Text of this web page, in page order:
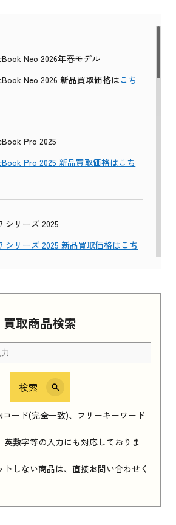
買取商品検索
検索
コード(完全一致)、フリーキーワード
英数字等の入力にも対応しておりま
トしない商品は、直接お問い合わせく
Neo 2026年春モデル
Neo 2026 新品買取価格はこち
Pro 2025
Pro 2025 新品買取価格はこち
シリーズ 2025
シリーズ 2025 新品買取価格はこち
Series 11 2025 新品買取価格はこ
シリーズ 2025
シリーズ 2025 新品買取価格はこち
ンチ 2025年春モデル